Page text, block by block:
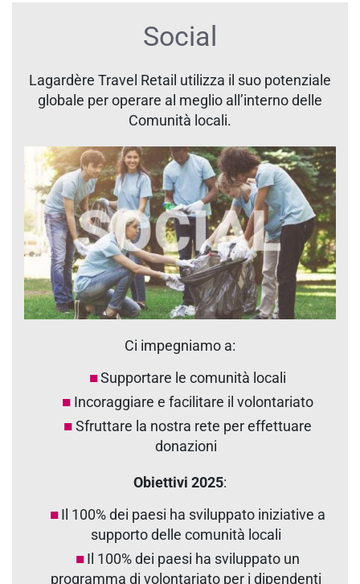
Social
Lagardère Travel Retail utilizza il suo potenziale
globale per operare al meglio all’interno delle
Comunità locali.
Ci impegniamo a:
Supportare le comunità locali
Incoraggiare e facilitare il volontariato
Sfruttare la nostra rete per effettuare
donazioni
Obiettivi 2025:
Il 100% dei paesi ha sviluppato iniziative a
supporto delle comunità locali
Il 100% dei paesi ha sviluppato un
programma di volontariato per i dipendenti